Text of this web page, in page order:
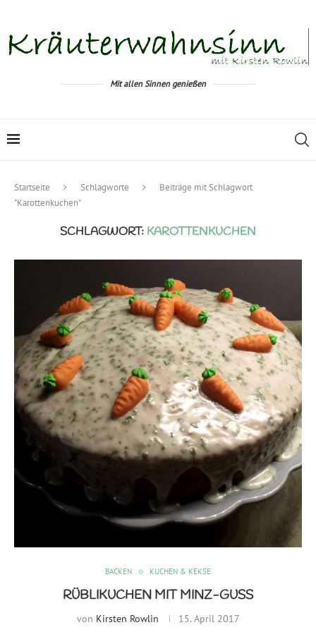
Mit allen Sinnen genießen
Startseite Schlagworte
Beiträge mit Schlagwort
"Karottenkuchen"
SCHLAGWORT: KAROTTENKUCHEN
BACKEN KUCHEN & KEKSE
RÜBLIKUCHEN MIT MINZ-GUSS
von Kirsten Rowlin 15. April 2017